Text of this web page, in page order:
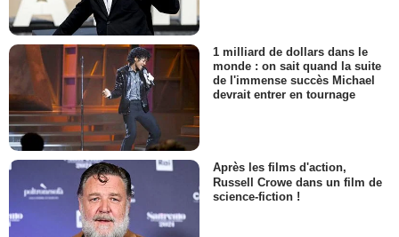
1 milliard de dollars dans le
monde : on sait quand la suite
de l'immense succès Michael
devrait entrer en tournage
Après les films d'action,
Russell Crowe dans un film de
science-fiction !